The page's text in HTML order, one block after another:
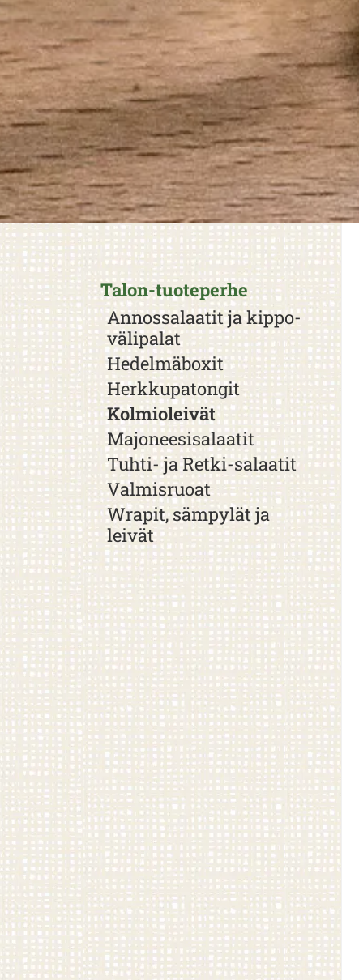
Talon-tuoteperhe
Annossalaatit ja kippo-
välipalat
Hedelmäboxit
Herkkupatongit
Kolmioleivät
Majoneesisalaatit
Tuhti- ja Retki-salaatit
Valmisruoat
Wrapit, sämpylät ja
leivät